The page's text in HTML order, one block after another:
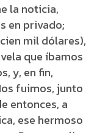
la noticia,
en privado;
mil dólares),
que íbamos
y, en fin,
fuimos, junto
entonces, a
ese hermoso